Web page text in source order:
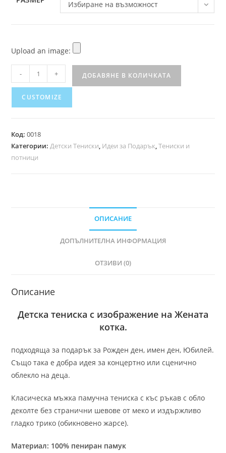
Избиране на възможност
Upload an image:
- + ДОБАВЯНЕ В КОЛИЧКАТА
CUSTOMIZE
Код:0018
Категории:Детски Тениски, Идеи за Подарък,Тениски и
потници
ОПИСАНИЕ
ДОПЪЛНИТЕЛНА ИНФОРМАЦИЯ
ОТЗИВИ (0)
Описание
Детска тениска с изображение на Жената
котка.
подходяща за подарък за Рожден ден, имен ден, Юбилей.
Също така е добра идея за концертно или сценично
облекло на деца.
Класическа мъжка памучна тениска с къс ръкав с обло
деколте без странични шевове от меко и издържливо
гладко трико (обикновено жарсе).
Материал: 100% пениран памук